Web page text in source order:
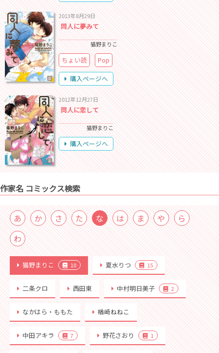
2013年8月29日
同人に夢みて
猫野まりこ
ちょい読
Pop
購入ページへ
2012年12月27日
同人に恋して
猫野まりこ
購入ページへ
作家名 コミックス検索
あ か さ た な は ま や
ら
わ
猫野まりこ 10 夏水りつ 15
二条クロ 西田東 中村明日美子 2
なかはら・ももた 楢崎ねねこ
中田アキラ 7 野花さおり 1